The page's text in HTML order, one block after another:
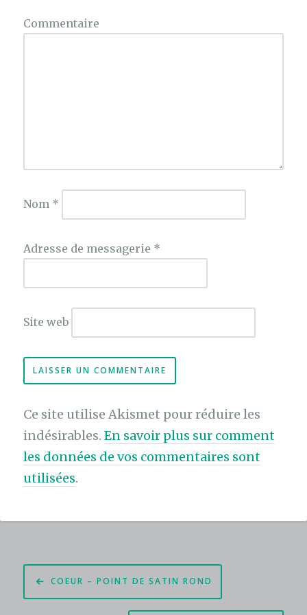
Commentaire
Nom *
Adresse de messagerie *
Site web
Ce site utilise Akismet pour réduire les
indésirables.En savoir plus sur comment
les données de vos commentaires sont
utilisées.
Navigation
de
COEUR – POINT DE SATIN ROND